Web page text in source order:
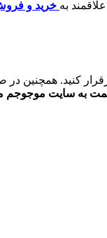
به خرید و
کنید. همچنین
به سایت موجوجم